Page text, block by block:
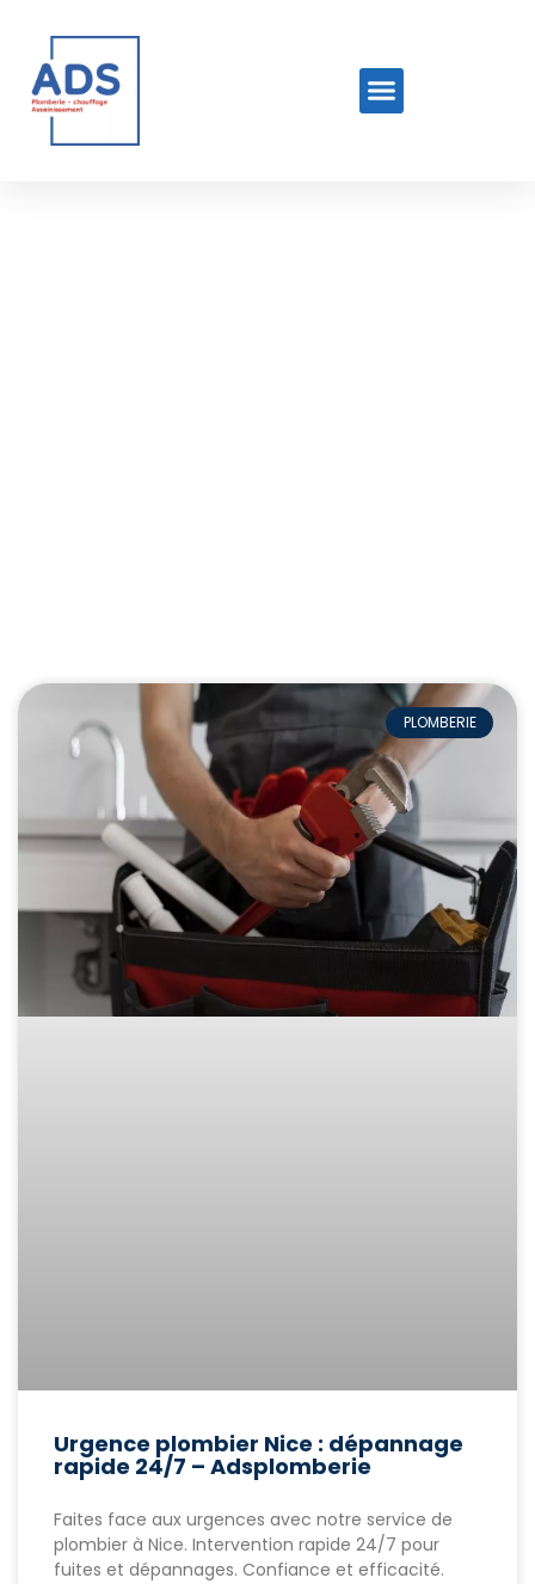
PLOMBERIE
Urgence plombier Nice : dépannage
rapide 24/7 – Adsplomberie
Faites face aux urgences avec notre service de
plombier à Nice. Intervention rapide 24/7 pour
fuites et dépannages. Confiance et efficacité.